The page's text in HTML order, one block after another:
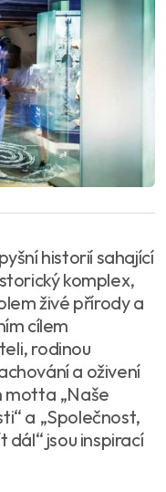
historií sahající
komplex,
živé přírody a
cílem
rodinou
a oživení
motta „Naše
a „Společnost,
jsou inspirací